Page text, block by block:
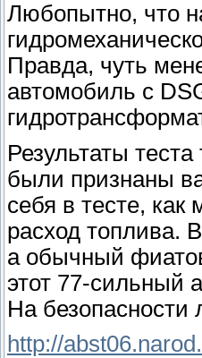
Любопытно, что
Правда, чуть
автомобиль c
Результаты
были признаны
себя в тесте,
расход топлива.
а обычный
этот 77-сильный
На
http://